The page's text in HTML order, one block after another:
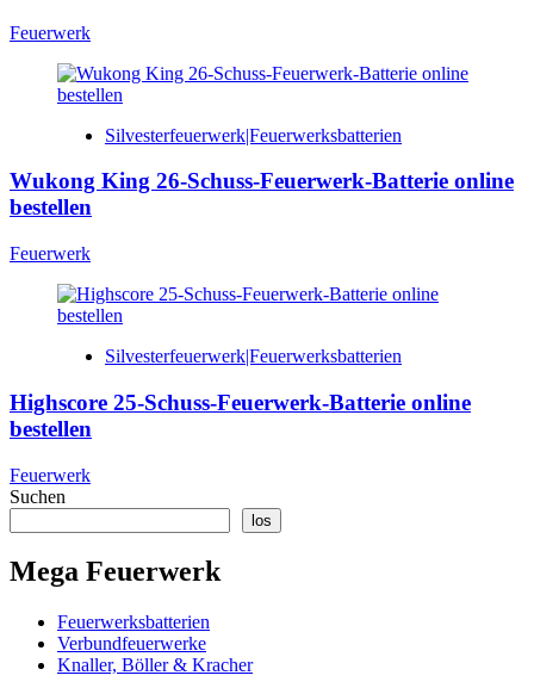
Feuerwerk
Silvesterfeuerwerk|Feuerwerksbatterien
Wukong King 26-Schuss-Feuerwerk-Batterie online
bestellen
Feuerwerk
Silvesterfeuerwerk|Feuerwerksbatterien
Highscore 25-Schuss-Feuerwerk-Batterie online
bestellen
Feuerwerk
Suchen
los
Mega Feuerwerk
Feuerwerksbatterien
Verbundfeuerwerke
Knaller, Böller & Kracher